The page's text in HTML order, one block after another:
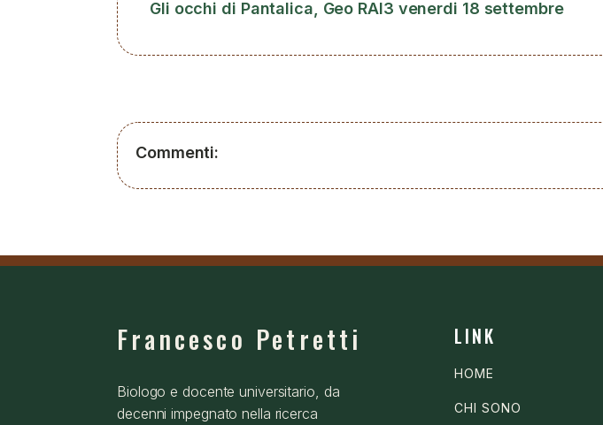
Gli occhi di Pantalica, Geo RAI3 venerdi 18 settembre
Commenti:
Francesco Petretti
Biologo e docente universitario, da
decenni impegnato nella ricerca
LINK
HOME
CHI SONO